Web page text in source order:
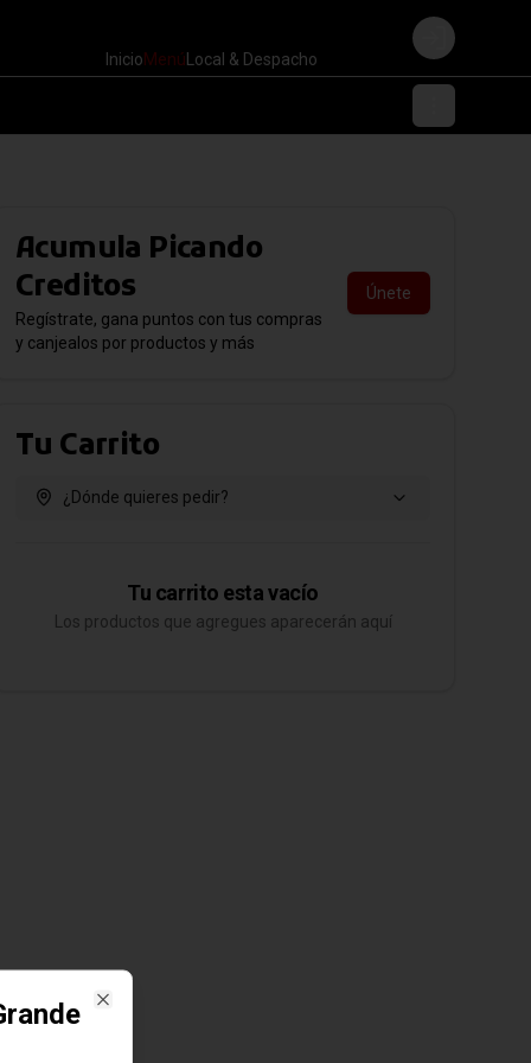
InicioMenú Local & Despacho
Login
Acumula Picando
Creditos
Regístrate, gana puntos con tus compras
y canjealos por productos y más
Únete
Tu Carrito
¿Dónde quieres pedir?
Tu carrito esta vacío
Los productos que agregues aparecerán aquí